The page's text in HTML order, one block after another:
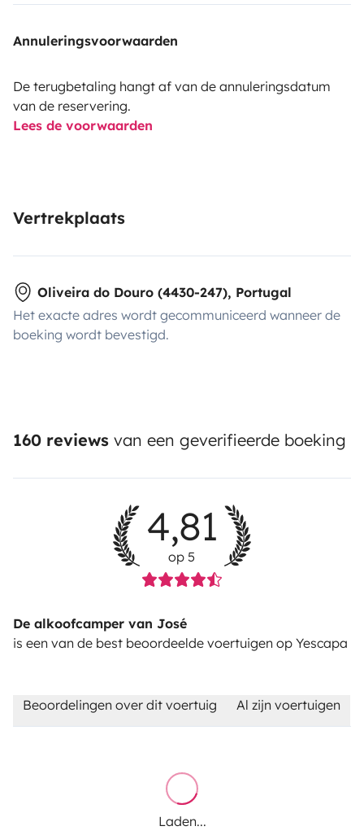
Annuleringsvoorwaarden
De terugbetaling hangt af van de annuleringsdatum
van de reservering.
Lees de voorwaarden
Vertrekplaats
Oliveira do Douro (4430-247), Portugal
Het exacte adres wordt gecommuniceerd wanneer de
boeking wordt bevestigd.
160 reviews van een geverifieerde boeking
4,81
op 5
De alkoofcamper van José
is een van de best beoordeelde voertuigen op Yescapa
Beoordelingen over dit voertuig Al zijn voertuigen
Laden...